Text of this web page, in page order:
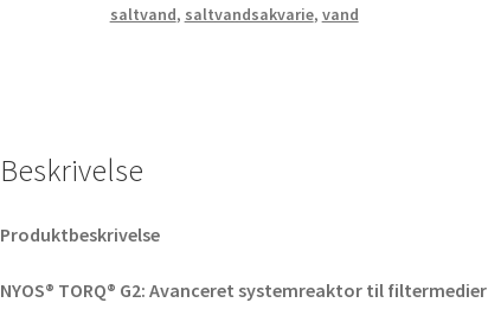
saltvand, saltvandsakvarie, vand
Beskrivelse
Produktbeskrivelse
NYOS® TORQ® G2: Avanceret systemreaktor til filtermedier